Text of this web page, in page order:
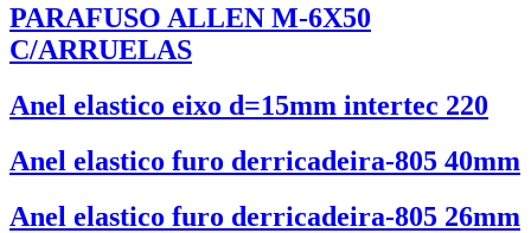
PARAFUSO ALLEN M-6X50
C/ARRUELAS
Anel elastico eixo d=15mm intertec 220
Anel elastico furo derricadeira-805 40mm
Anel elastico furo derricadeira-805 26mm